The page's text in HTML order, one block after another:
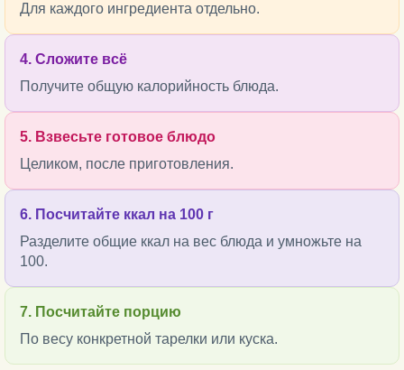
Для каждого ингредиента отдельно.
4. Сложите всё
Получите общую калорийность блюда.
5. Взвесьте готовое блюдо
Целиком, после приготовления.
6. Посчитайте ккал на 100 г
Разделите общие ккал на вес блюда и умножьте на
100.
7. Посчитайте порцию
По весу конкретной тарелки или куска.